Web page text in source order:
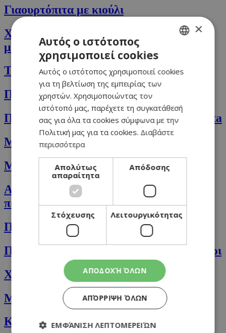
Γιαουρτόπιτα με κιούλι
Χαλβάς με αμύγδαλα και μαρμελάδα
μαύρο κεράσι
Ταχινόπιτες
Πουρέκια με αναρή
Παραδοσιακά πορτογαλικά παστάκια Nata
Μαρµελάδα φράουλα
Μαρμελάδα πορτοκάλι και λεμόνι
Αμυγδαλωτά με χαρουπόμελο και
πορτοκάλι
Παστελάκι με φιστίκια και καρύδια
Πολίτικος Χαλβάς με γάλα και κουκουνάρι
Χαλβάς με πορτοκάλι και φιστίκια
Μεσσηνιακή Γαλατόπιτα
Κανταΐφι κιουνεφέ
ENGLISH
×
Αυτός ο ιστότοπος
χρησιμοποιεί cookies
Αυτός ο ιστότοπος χρησιμοποιεί cookies
για τη βελτίωση της εμπειρίας των
χρηστών. Χρησιμοποιώντας τον
ιστότοπό μας, παρέχετε τη συγκατάθεσή
σας για όλα τα cookies σύμφωνα με την
Πολιτική μας για τα cookies. Διαβάστε
περισσότερα
Απολύτως
απαραίτητα
Απόδοσης
Στόχευσης Λειτουργικότητας
ΑΠΟΔΟΧΉ ΌΛΩΝ
ΑΠΌΡΡΙΨΗ ΌΛΩΝ
ΕΜΦΆΝΙΣΗ ΛΕΠΤΟΜΕΡΕΙΏΝ